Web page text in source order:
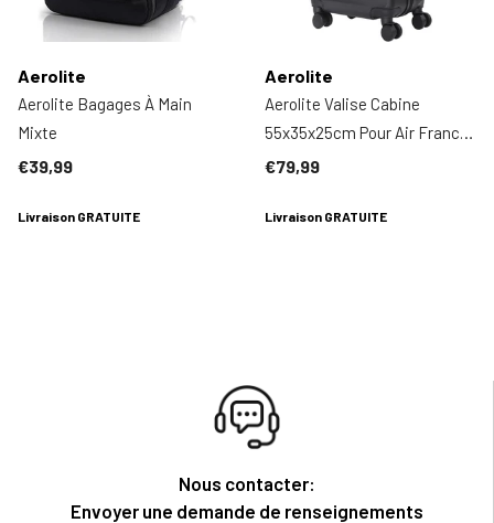
Aerolite
Aerolite Bagages À Main
Mixte
€39,99
Livraison GRATUITE
Aerolite
Aerolite Valise Cabine
55x35x25cm Pour Air France,
KLM, Transavia, ITA Airways
Main De Voyage À Coque
€79,99
Livraison GRATUITE
Nous contacter:
Envoyer une demande de renseignements